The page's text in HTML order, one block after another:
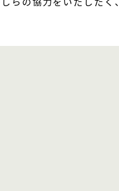
らの協力をいたした